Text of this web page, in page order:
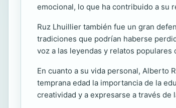
emocional, lo que ha contribuido a su
Ruz Lhuillier también fue un gran
tradiciones que podrían haberse
voz a las leyendas y relatos
En cuanto a su vida personal, Alberto
temprana edad la importancia de la
creatividad y a expresarse a través de